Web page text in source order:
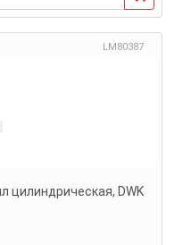
LM80387
цилиндрическая, DWK